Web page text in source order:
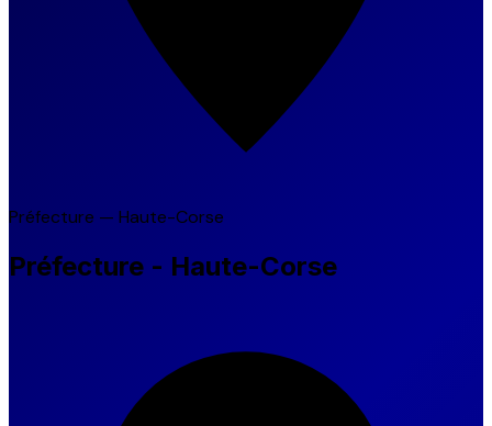
Préfecture — Haute-Corse
Préfecture - Haute-Corse